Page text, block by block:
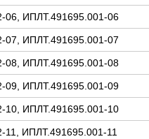
06, ИПЛТ.491695.001-06
07, ИПЛТ.491695.001-07
08, ИПЛТ.491695.001-08
09, ИПЛТ.491695.001-09
10, ИПЛТ.491695.001-10
11, ИПЛТ.491695.001-11